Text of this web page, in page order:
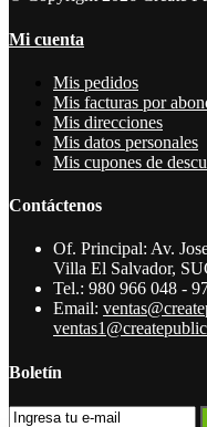
Mi cuenta
Mis pedidos
Mis facturas por
Mis direcciones
Mis datos personales
Mis cupones de
Contáctenos
Of. Principal: Av.
Villa El Salvador,
Tel.: 980 966 048 -
Email:
Boletín